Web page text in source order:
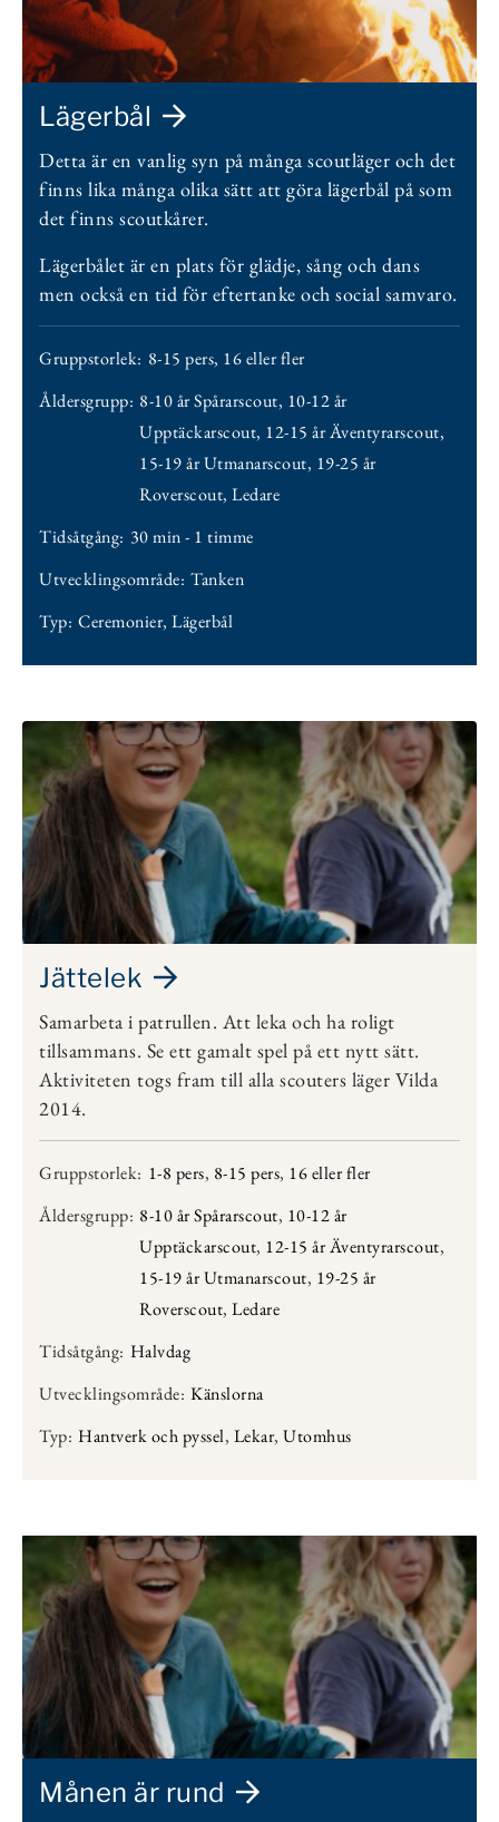
Lägerbål
Detta är en vanlig syn på många scoutläger och det
finns lika många olika sätt att göra lägerbål på som
det finns scoutkårer.
Lägerbålet är en plats för glädje, sång och dans
men också en tid för eftertanke och social samvaro.
Gruppstorlek: 8-15 pers, 16 eller fler
Åldersgrupp: 8-10 år Spårarscout, 10-12 år
Upptäckarscout, 12-15 år Äventyrarscout,
15-19 år Utmanarscout, 19-25 år
Roverscout, Ledare
Tidsåtgång: 30 min - 1 timme
Utvecklingsområde: Tanken
Typ: Ceremonier, Lägerbål
Jättelek
Samarbeta i patrullen. Att leka och ha roligt
tillsammans. Se ett gamalt spel på ett nytt sätt.
Aktiviteten togs fram till alla scouters läger Vilda
2014.
Gruppstorlek: 1-8 pers, 8-15 pers, 16 eller fler
Åldersgrupp: 8-10 år Spårarscout, 10-12 år
Upptäckarscout, 12-15 år Äventyrarscout,
15-19 år Utmanarscout, 19-25 år
Roverscout, Ledare
Tidsåtgång: Halvdag
Utvecklingsområde: Känslorna
Typ: Hantverk och pyssel, Lekar, Utomhus
Månen är rund